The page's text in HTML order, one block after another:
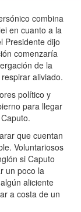
combina
en cuanto a la
Presidente dijo
comenzaría
de la
aliviado.
político y
para llegar
que cuentan
Voluntariosos
si Caputo
un poco la
aliciente
a costa de un